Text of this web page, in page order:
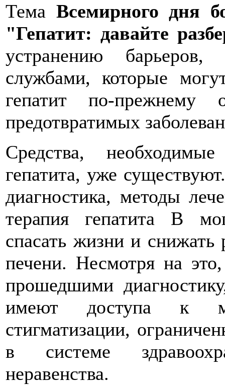
Тема Всемирного дня
"Гепатит: давайте
устранению
службами, которые
гепатит по-прежнему
предотвратимых
Средства,
гепатита, уже
диагностика, методы
терапия гепатита В
спасать жизни и снижать
печени. Несмотря на
прошедшими
имеют доступа к
стигматизации,
в системе
неравенства.